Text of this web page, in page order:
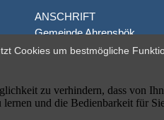
ANSCHRIFT
Gemeinde Ahrensbök
Poststraße 1
Telefon: 04525/495-0
Telefax: 04525/495-100
Cookies um bestmögliche